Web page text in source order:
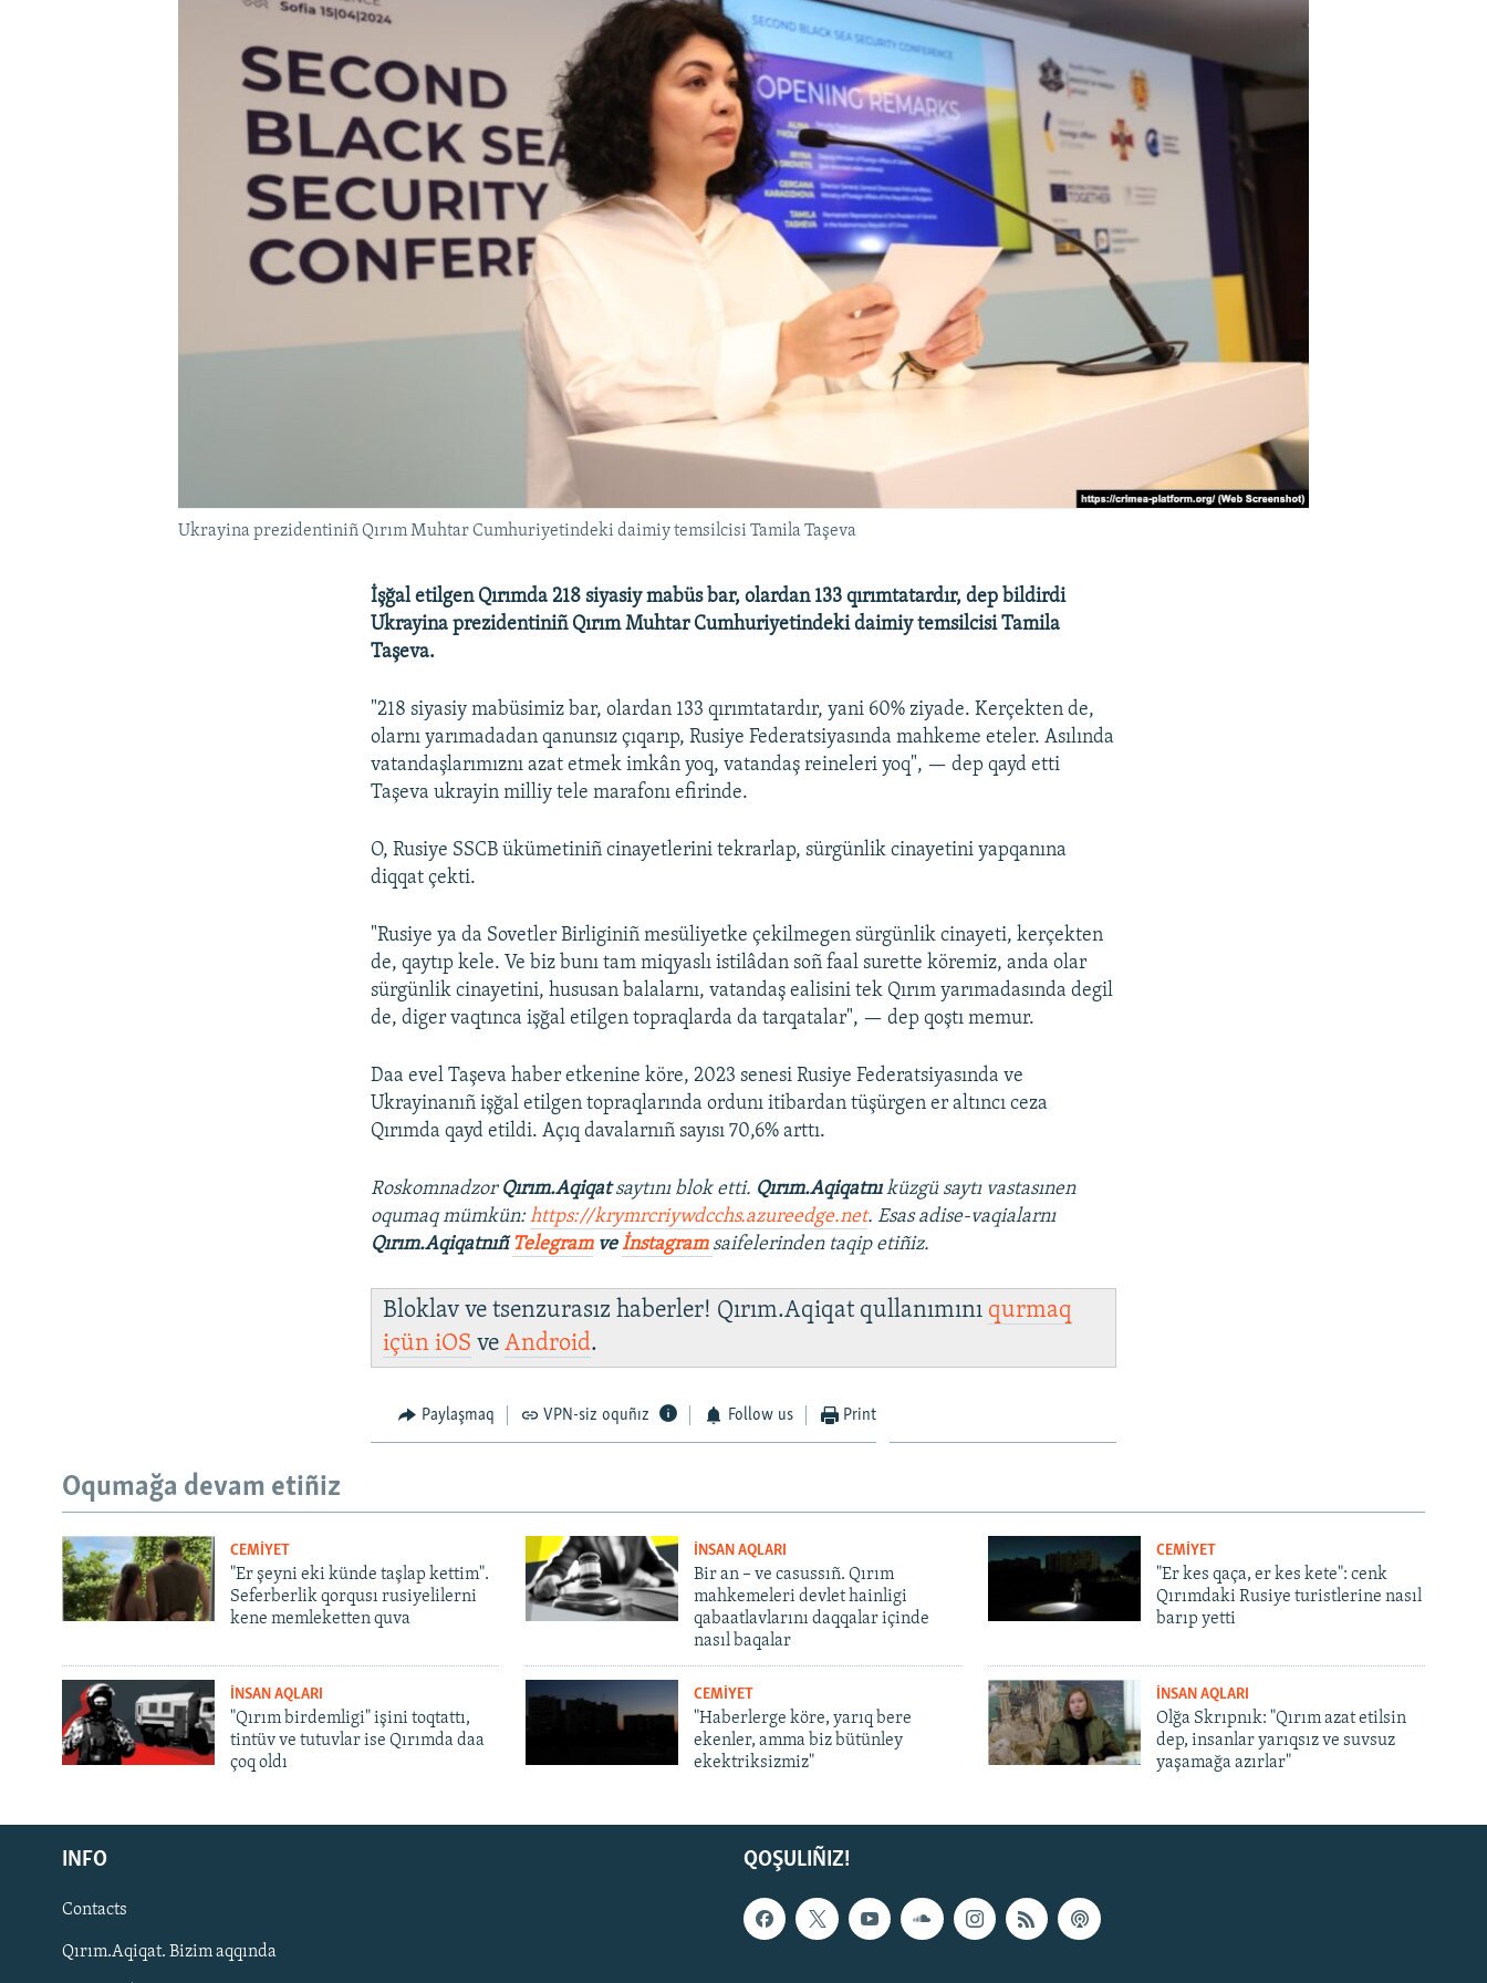
Русский
Українською
QOŞULIÑIZ!
Ukrayina prezidentiniñ Qırım Muhtar Cumhuriyetindeki daimiy temsilcisi Tamila Taşeva
İşğal etilgen Qırımda 218 siyasiy mabüs bar, olardan 133 qırımtatardır, dep bildirdi
Ukrayina prezidentiniñ Qırım Muhtar Cumhuriyetindeki daimiy temsilcisi Tamila
Taşeva.
"218 siyasiy mabüsimiz bar, olardan 133 qırımtatardır, yani 60% ziyade. Kerçekten de,
olarnı yarımadadan qanunsız çıqarıp, Rusiye Federatsiyasında mahkeme eteler. Asılında
vatandaşlarımıznı azat etmek imkân yoq, vatandaş reineleri yoq", — dep qayd etti
Taşeva ukrayin milliy tele marafonı efirinde.
O, Rusiye SSCB ükümetiniñ cinayetlerini tekrarlap, sürgünlik cinayetini yapqanına
diqqat çekti.
"Rusiye ya da Sovetler Birliginiñ mesüliyetke çekilmegen sürgünlik cinayeti, kerçekten
de, qaytıp kele. Ve biz bunı tam miqyaslı istilâdan soñ faal surette köremiz, anda olar
sürgünlik cinayetini, hususan balalarnı, vatandaş ealisini tek Qırım yarımadasında degil
de, diger vaqtınca işğal etilgen topraqlarda da tarqatalar", — dep qoştı memur.
Daa evel Taşeva haber etkenine köre, 2023 senesi Rusiye Federatsiyasında ve
Ukrayinanıñ işğal etilgen topraqlarında ordunı itibardan tüşürgen er altıncı ceza
Qırımda qayd etildi. Açıq davalarnıñ sayısı 70,6% arttı.
Roskomnadzor Qırım.Aqiqatsaytını blok etti. Qırım.Aqiqatnıküzgü saytı vastasınen
oqumaq mümkün:https://krymrcriywdcchs.azureedge.net. Esas adise-vaqialarnı
Qırım.AqiqatnıñTelegramveİnstagram saifelerinden taqip etiñiz.
Bloklav ve tsenzurasız haberler! Qırım.Aqiqat qullanımını qurmaq
içüniOS veAndroid.
Paylaşmaq VPN-siz oquñız Follow us Print
Oqumağa devam etiñiz
CEMİYET
"Er şeyni eki künde taşlap kettim".
Seferberlik qorqusı rusiyelilerni
kene memleketten quva
İNSAN AQLARI
Bir an – ve casussıñ. Qırım
mahkemeleri devlet hainligi
qabaatlavlarını daqqalar içinde
nasıl baqalar
CEMİYET
"Er kes qaça, er kes kete": cenk
Qırımdaki Rusiye turistlerine nasıl
barıp yetti
İNSAN AQLARI
"Qırım birdemligi" işini toqtattı,
tintüv ve tutuvlar ise Qırımda daa
çoq oldı
CEMİYET
"Haberlerge köre, yarıq bere
ekenler, amma biz bütünley
ekektriksizmiz"
İNSAN AQLARI
Olğa Skrıpnık: "Qırım azat etilsin
dep, insanlar yarıqsız ve suvsuz
yaşamağa azırlar"
QOŞULIÑIZ!
INFO
Contacts
Qırım.Aqiqat. Bizim aqqında